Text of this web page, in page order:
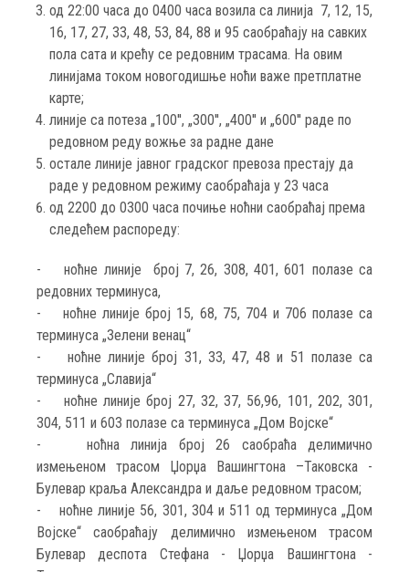
од 22:00 часа до 0400 часа возила са линија 7, 12, 15,
16, 17, 27, 33, 48, 53, 84, 88 и 95 саобраћају на савких
пола сата и крећу се редовним трасама. На овим
линијама током новогодишње ноћи важе претплатне
карте;
линије са потеза „100'', „300'', „400'' и „600'' раде по
редовном реду вожње за радне дане
остале линије јавног градског превоза престају да
раде у редовном режиму саобраћаја у 23 часа
од 2200 до 0300 часа почиње ноћни саобраћај према
следећем распореду:
- ноћне линије број 7, 26, 308, 401, 601 полазе са
редовних терминуса,
- ноћне линије број 15, 68, 75, 704 и 706 полазе са
терминуса „Зелени венац“
- ноћне линије број 31, 33, 47, 48 и 51 полазе са
терминуса „Славија“
- ноћне линије број 27, 32, 37, 56,96, 101, 202, 301,
304, 511 и 603 полазе са терминуса „Дом Војске“
- ноћна линија број 26 саобраћа делимично
измењеном трасом Џорџа Вашингтона –Таковска -
Булевар краља Александра и даље редовном трасом;
- ноћне линије 56, 301, 304 и 511 од терминуса „Дом
Војске“ саобраћају делимично измењеном трасом
Булевар деспота Стефана - Џорџа Вашингтона -